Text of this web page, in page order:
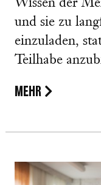
Wissen der
und sie zu
einzuladen,
Teilhabe
MEHR